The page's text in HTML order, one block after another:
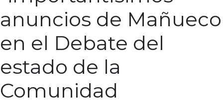
anuncios de Mañueco
en el Debate del
estado de la
Comunidad